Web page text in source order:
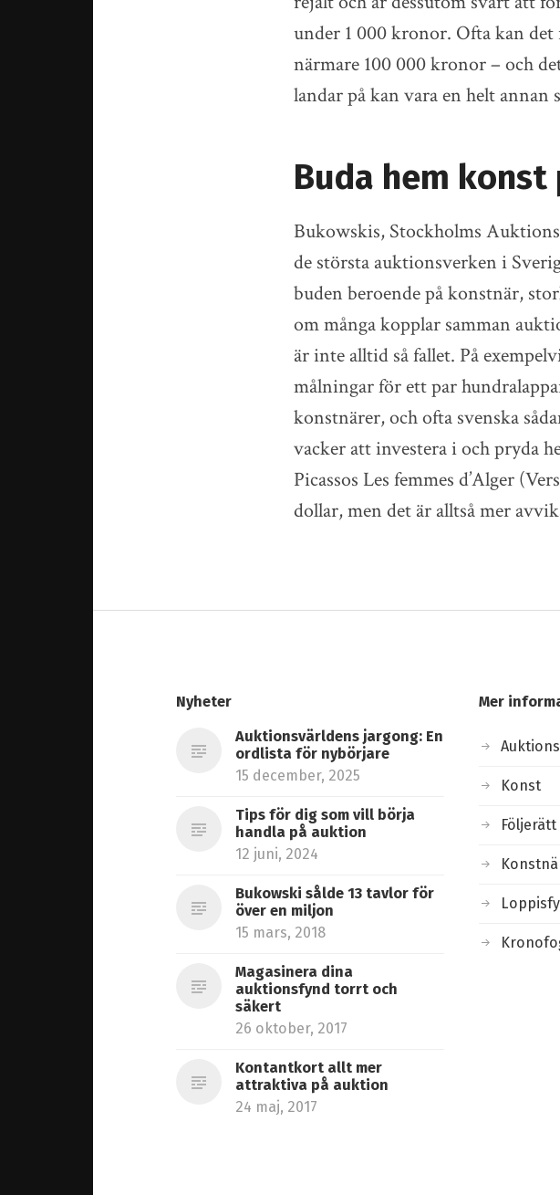
under 1 000 kronor. Ofta kan
närmare 100 000 kronor – och
landar på kan vara en helt annan
Buda hem
Bukowskis, Stockholms
de största auktionsverken i
buden beroende på konstnär,
om många kopplar samman
är inte alltid så fallet. På
målningar för ett par
konstnärer, och ofta svenska
vacker att investera i och pryda
Picassos Les femmes d’Alger
dollar, men det är alltså mer
Nyheter
Auktionsvärldens jargong: En
ordlista för nybörjare
15 december, 2025
Tips för dig som vill börja
handla på auktion
12 juni, 2024
Bukowski sålde 13 tavlor för
över en miljon
15 mars, 2018
Magasinera dina
auktionsfynd torrt och
säkert
26 oktober, 2017
Kontantkort allt mer
attraktiva på auktion
24 maj, 2017
Mer
Konst
Följerätt